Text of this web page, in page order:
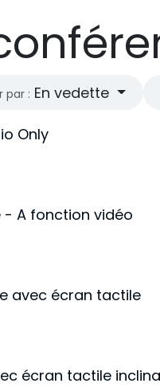
par : En vedette
Only
- A fonction vidéo
avec écran tactile
écran tactile